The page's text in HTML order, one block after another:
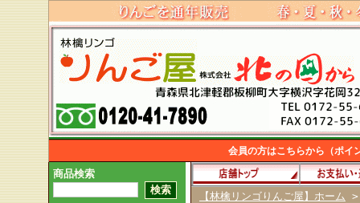
会員の方はこちらから（ポイ
商品検索
【林檎リンゴりんご屋】ホーム